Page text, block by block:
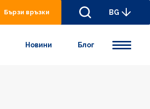
Бързи връзки BG
Новини Блог